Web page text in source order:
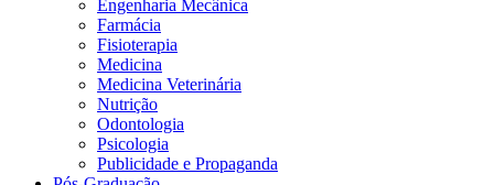
Engenharia Mecânica
Farmácia
Fisioterapia
Medicina
Medicina Veterinária
Nutrição
Odontologia
Psicologia
Publicidade e Propaganda